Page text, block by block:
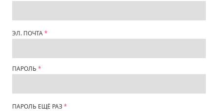
ЭЛ. ПОЧТА
ПАРОЛЬ
ПАРОЛЬ ЕЩЁ РАЗ